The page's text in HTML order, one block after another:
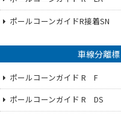
ポールコーンガイドR接着SN
車線分離
ポールコーンガイド R F
ポールコーンガイド R DS